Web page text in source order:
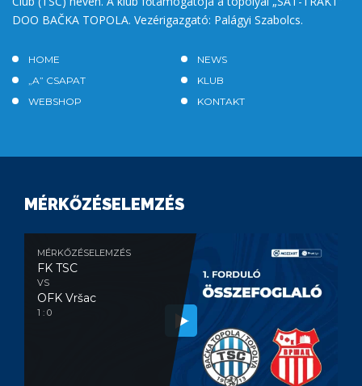
DOO BAČKA TOPOLA. Vezérigazgató: Palágyi Szabolcs.
HOME
NEWS
„A” CSAPAT
KLUB
WEBSHOP
KONTAKT
MÉRKŐZÉSELEMZÉS
MÉRKŐZÉSELEMZÉS
FK TSC
VS
OFK Vršac
1 : 0